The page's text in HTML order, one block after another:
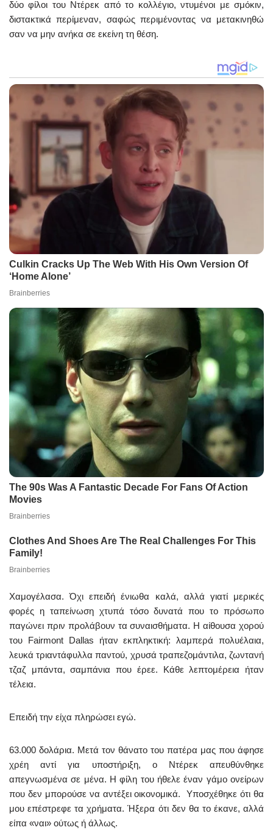
δύο φίλοι του Ντέρεκ από το κολλέγιο, ντυμένοι με σμόκιν,
διστακτικά περίμεναν, σαφώς περιμένοντας να μετακινηθώ
σαν να μην ανήκα σε εκείνη τη θέση.
Χαμογέλασα. Όχι επειδή ένιωθα καλά, αλλά γιατί μερικές
φορές η ταπείνωση χτυπά τόσο δυνατά που το πρόσωπο
παγώνει πριν προλάβουν τα συναισθήματα. Η αίθουσα χορού
του Fairmont Dallas ήταν εκπληκτική: λαμπερά πολυέλαια,
λευκά τριαντάφυλλα παντού, χρυσά τραπεζομάντιλα, ζωντανή
τζαζ μπάντα, σαμπάνια που έρεε. Κάθε λεπτομέρεια ήταν
τέλεια.
Επειδή την είχα πληρώσει εγώ.
63.000 δολάρια. Μετά τον θάνατο του πατέρα μας που άφησε
χρέη αντί για υποστήριξη, ο Ντέρεκ απευθύνθηκε
απεγνωσμένα σε μένα. Η φίλη του ήθελε έναν γάμο ονείρων
που δεν μπορούσε να αντέξει οικονομικά. Υποσχέθηκε ότι θα
μου επέστρεφε τα χρήματα. Ήξερα ότι δεν θα το έκανε, αλλά
είπα «ναι» ούτως ή άλλως.